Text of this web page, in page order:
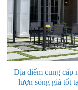
Địa điểm cung cấp
lượn sóng giá tốt